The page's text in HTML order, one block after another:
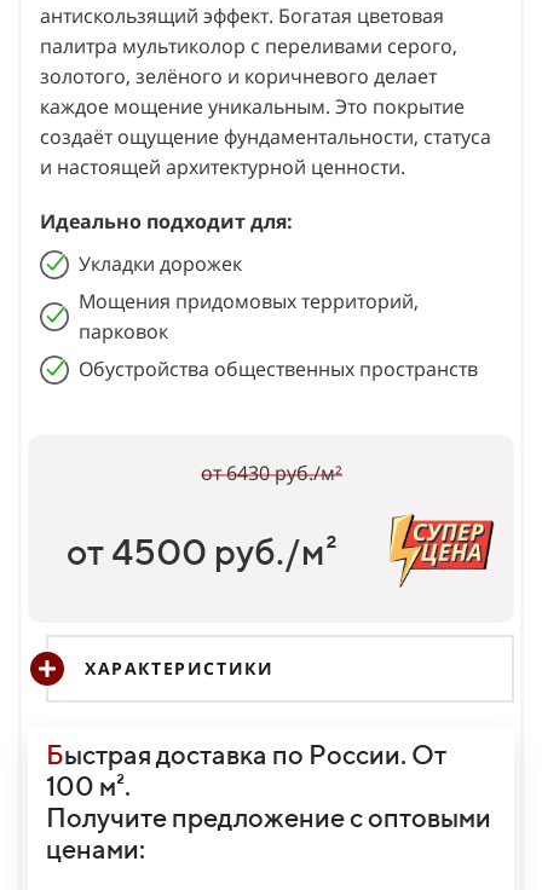
антискользящий эффект. Богатая цветовая
палитра мультиколор с переливами серого,
золотого, зелёного и коричневого делает
каждое мощение уникальным. Это покрытие
создаёт ощущение фундаментальности, статуса
и настоящей архитектурной ценности.
Идеально подходит для:
Укладки дорожек
Мощения придомовых территорий,
парковок
Обустройства общественных пространств
от 6430 руб./м²
от 4500 руб./м²
ХАРАКТЕРИСТИКИ
Быстрая доставка по России. От
100 м².
Получите предложение с оптовыми
ценами: